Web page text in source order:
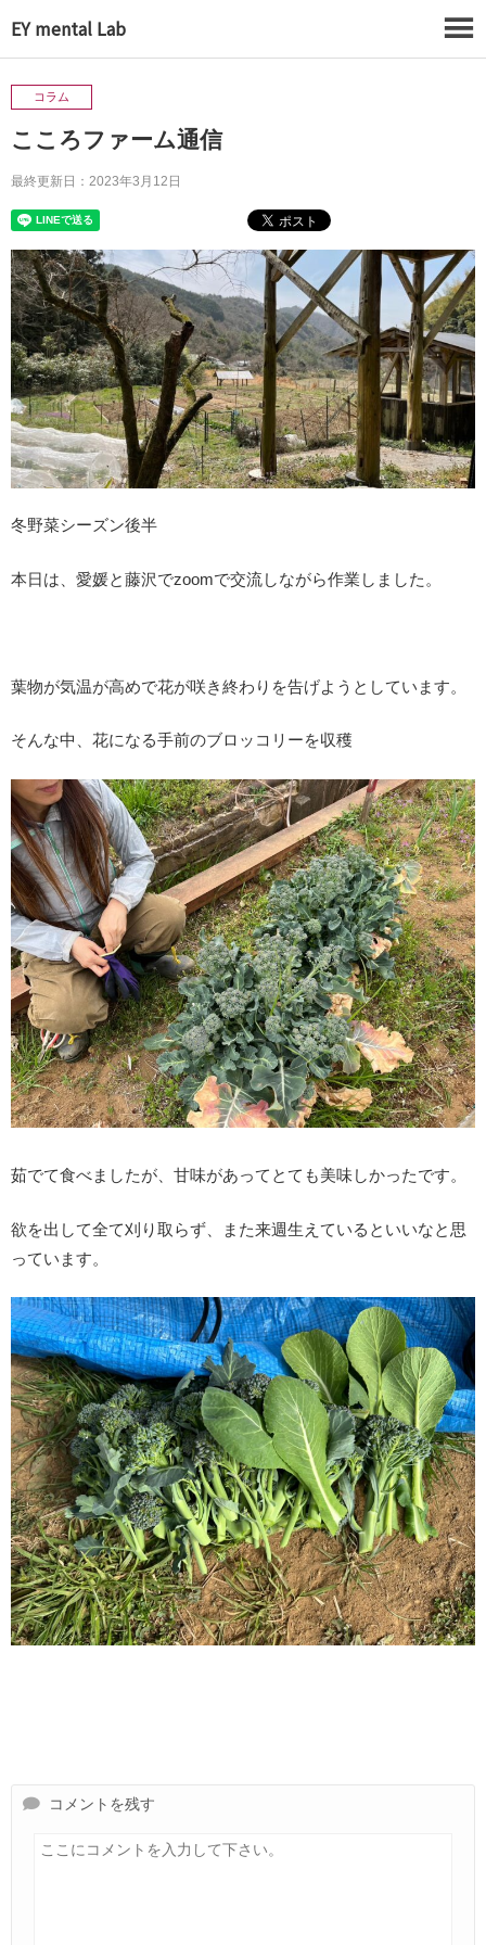
EY mental Lab
コラム
こころファーム通信
最終更新日：2023年3月12日
冬野菜シーズン後半
本日は、愛媛と藤沢でzoomで交流しながら作業しました。
葉物が気温が高めで花が咲き終わりを告げようとしています。
そんな中、花になる手前のブロッコリーを収穫
茹でて食べましたが、甘味があってとても美味しかったです。
欲を出して全て刈り取らず、また来週生えているといいなと思
っています。
コメントを残す